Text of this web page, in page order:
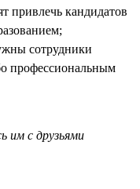
привлечь кандидатов
сотрудники
профессиональным
им с друзьями